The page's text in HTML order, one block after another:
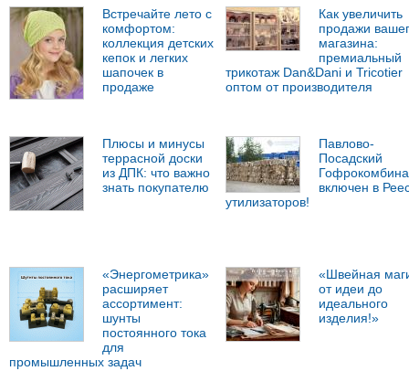
Встречайте лето с
комфортом:
коллекция детских
кепок и легких
шапочек в
продаже
Как увеличить
продажи
магазина:
премиальный
трикотаж Dan&Dani и Tricotier
оптом от производителя
Плюсы и минусы
террасной доски
из ДПК: что важно
знать покупателю
Павлово-
Посадский
включен в
утилизаторов!
«Энергометрика»
расширяет
ассортимент:
шунты
постоянного тока
для
промышленных задач
«Швейная
от идеи до
идеального
изделия!»